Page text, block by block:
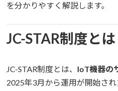
を分かりやすく解説します。
JC-STAR制度とは
JC-STAR制度とは、 IoT機器の
2025年3月から運用が開始され